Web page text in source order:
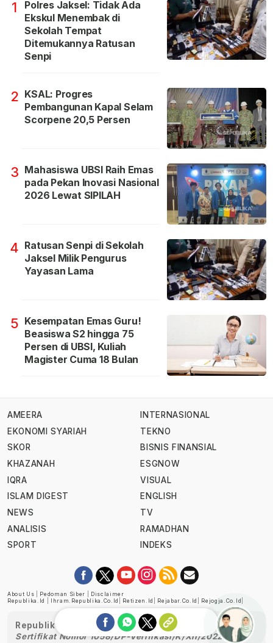
1
Polres Jaksel: Tidak Ada
Ekskul Menembak di
Sekolah Tempat
Ditemukannya Ratusan
Senpi
2 KSAL: Progres
Pembangunan Kapal Selam
Scorpene 20,5 Persen
3 Mahasiswa UBSI Raih Emas
pada Pekan Inovasi Nasional
2026 Lewat SIPILAH
4 Ratusan Senpi di Sekolah
Jaksel Milik Pengurus
Yayasan Lama
5 Kesempatan Emas Guru!
Beasiswa S2 hingga 75
Persen di UBSI, Kuliah
Magister Cuma 18 Bulan
AMEERA
EKONOMI SYARIAH
SKOR
KHAZANAH
IQRA
ISLAM DIGEST
NEWS
ANALISIS
SPORT
INTERNASIONAL
TEKNO
BISNIS FINANSIAL
ESGNOW
VISUAL
ENGLISH
TV
RAMADHAN
INDEKS
About Us Pedoman Siber
Disclaimer
Republika.id
Ihram.republika.co.id Retizen.id Rejabar.co.id Rejogja.co.id
Republika telah diverifikasi oleh Dewan Pers
Sertifikat Nomor 1058/DP-Verifikasi/K/XII/2022